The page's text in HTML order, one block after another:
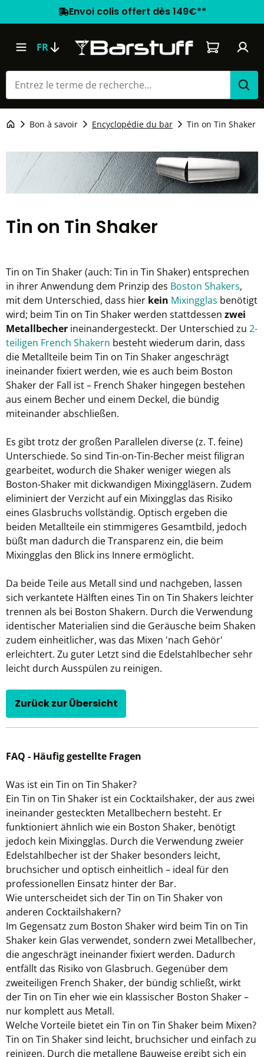
Envoi colis offert dès 149€**
FR Le panier
Bon à savoir Encyclopédie du bar Tin on Tin Shaker
Tin on Tin Shaker
Tin on Tin Shaker (auch: Tin in Tin Shaker) entsprechen
in ihrer Anwendung dem Prinzip des Boston Shakers,
mit dem Unterschied, dass hier kein Mixingglas benötigt
wird; beim Tin on Tin Shaker werden stattdessen zwei
Metallbecher ineinandergesteckt. Der Unterschied zu 2-
teiligen French Shakern besteht wiederum darin, dass
die Metallteile beim Tin on Tin Shaker angeschrägt
ineinander fixiert werden, wie es auch beim Boston
Shaker der Fall ist – French Shaker hingegen bestehen
aus einem Becher und einem Deckel, die bündig
miteinander abschließen.
Es gibt trotz der großen Parallelen diverse (z. T. feine)
Unterschiede. So sind Tin-on-Tin-Becher meist filigran
gearbeitet, wodurch die Shaker weniger wiegen als
Boston-Shaker mit dickwandigen Mixinggläsern. Zudem
eliminiert der Verzicht auf ein Mixingglas das Risiko
eines Glasbruchs vollständig. Optisch ergeben die
beiden Metallteile ein stimmigeres Gesamtbild, jedoch
büßt man dadurch die Transparenz ein, die beim
Mixingglas den Blick ins Innere ermöglicht.
Da beide Teile aus Metall sind und nachgeben, lassen
sich verkantete Hälften eines Tin on Tin Shakers leichter
trennen als bei Boston Shakern. Durch die Verwendung
identischer Materialien sind die Geräusche beim Shaken
zudem einheitlicher, was das Mixen 'nach Gehör'
erleichtert. Zu guter Letzt sind die Edelstahlbecher sehr
leicht durch Ausspülen zu reinigen.
Zurück zur Übersicht
FAQ - Häufig gestellte Fragen
Was ist ein Tin on Tin Shaker?
Ein Tin on Tin Shaker ist ein Cocktailshaker, der aus zwei
ineinander gesteckten Metallbechern besteht. Er
funktioniert ähnlich wie ein Boston Shaker, benötigt
jedoch kein Mixingglas. Durch die Verwendung zweier
Edelstahlbecher ist der Shaker besonders leicht,
bruchsicher und optisch einheitlich – ideal für den
professionellen Einsatz hinter der Bar.
Wie unterscheidet sich der Tin on Tin Shaker von
anderen Cocktailshakern?
Im Gegensatz zum Boston Shaker wird beim Tin on Tin
Shaker kein Glas verwendet, sondern zwei Metallbecher,
die angeschrägt ineinander fixiert werden. Dadurch
entfällt das Risiko von Glasbruch. Gegenüber dem
zweiteiligen French Shaker, der bündig schließt, wirkt
der Tin on Tin eher wie ein klassischer Boston Shaker –
nur komplett aus Metall.
Welche Vorteile bietet ein Tin on Tin Shaker beim Mixen?
Tin on Tin Shaker sind leicht, bruchsicher und einfach zu
reinigen. Durch die metallene Bauweise ergibt sich ein